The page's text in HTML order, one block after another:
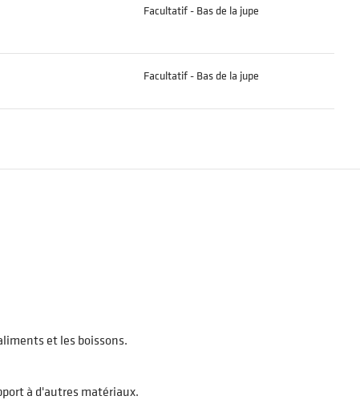
Facultatif - Bas de la jupe
Facultatif - Bas de la jupe
et les boissons.
à d'autres matériaux.